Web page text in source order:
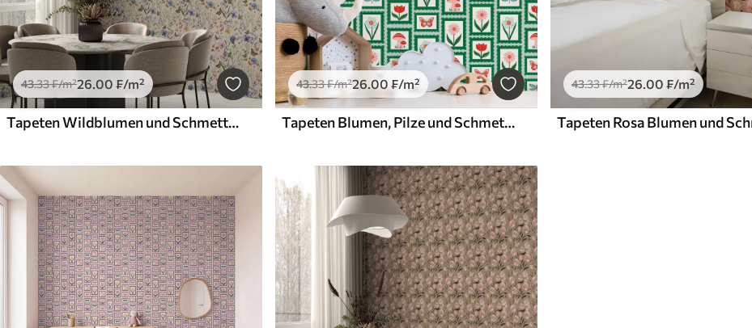
43.33₣/m²26.00 ₣/m²
Tapeten Wildblumen und Schmetterlinge im weichen Aquarellstil
43.33₣/m²26.00 ₣/m²
Tapeten Blumen, Pilze und Schmetterlinge in einem Bilderrahmen
43.33₣/m²26.00 ₣/m²